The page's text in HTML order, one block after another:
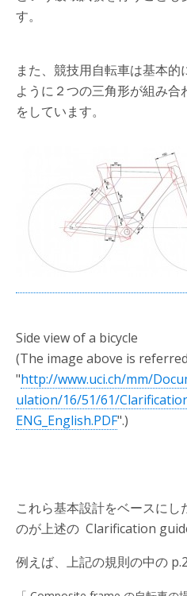
す。
また、競技用自転車は基本
ように２つの三角形が組み
をしています。
Side view of a bicycle
(The image above is
"http://www.uci.ch/mm/
ulation/16/51/61/
ENG_English.PDF".)
これら基本設計をベースに
のが上述の Clarification
例えば、上記の規則の中の